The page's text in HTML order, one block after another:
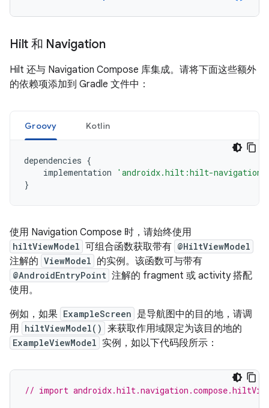
Hilt 和 Navigation
Hilt 还与 Navigation Compose 库集成。请将下面这些额外
的依赖项添加到 Gradle 文件中：
Groovy Kotlin
dependencies {
implementation
'androidx.hilt:hilt-navigation-
}
使用 Navigation Compose 时，请始终使用
hiltViewModel 可组合函数获取带有 @HiltViewModel
注解的 ViewModel 的实例。该函数可与带有
@AndroidEntryPoint 注解的 fragment 或 activity 搭配
使用。
例如，如果 ExampleScreen 是导航图中的目的地，请调
用 hiltViewModel() 来获取作用域限定为该目的地的
ExampleViewModel 实例，如以下代码段所示：
// import